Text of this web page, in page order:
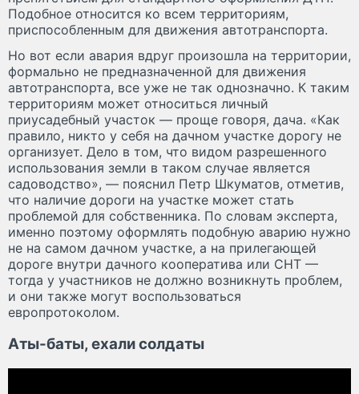
Подобное относится ко всем территориям,
приспособленным для движения автотранспорта.
Но вот если авария вдруг произошла на территории,
формально не предназначенной для движения
автотранспорта, все уже не так однозначно. К таким
территориям может относиться личный
приусадебный участок — проще говоря, дача. «Как
правило, никто у себя на дачном участке дорогу не
организует. Дело в том, что видом разрешенного
использования земли в таком случае является
садоводство», — пояснил Петр Шкуматов, отметив,
что наличие дороги на участке может стать
проблемой для собственника. По словам эксперта,
именно поэтому оформлять подобную аварию нужно
не на самом дачном участке, а на прилегающей
дороге внутри дачного кооператива или СНТ —
тогда у участников не должно возникнуть проблем,
и они также могут воспользоваться
европротоколом.
Аты-баты, ехали солдаты